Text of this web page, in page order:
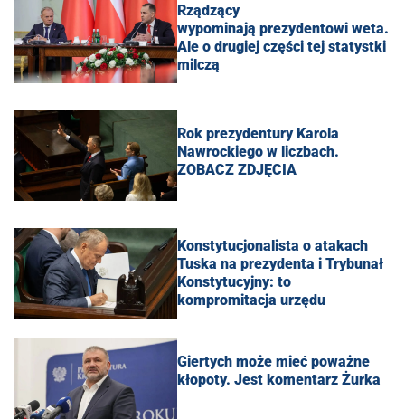
Rządzący
wypominają prezydentowi weta.
Ale o drugiej części tej statystki
milczą
Rok prezydentury Karola
Nawrockiego w liczbach.
ZOBACZ ZDJĘCIA
Konstytucjonalista o atakach
Tuska na prezydenta i Trybunał
Konstytucyjny: to
kompromitacja urzędu
Giertych może mieć poważne
kłopoty. Jest komentarz Żurka